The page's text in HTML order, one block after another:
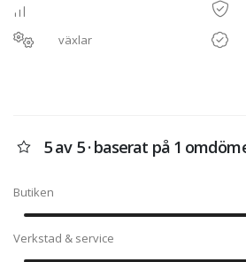
växlar
5 av 5 · baserat på 1
Butiken
Verkstad & service